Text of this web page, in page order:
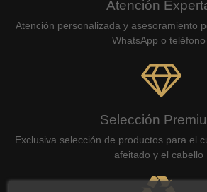
Atención
Atención personalizada y asesoramiento
WhatsApp o teléfono
Selección
Exclusiva selección de productos para el
afeitado y el cabello